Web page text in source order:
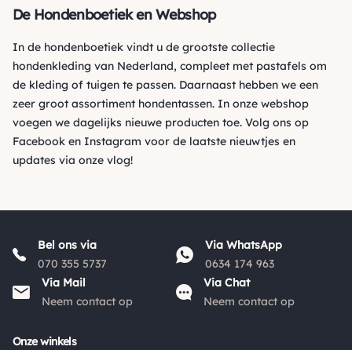
De Hondenboetiek en Webshop
In de hondenboetiek vindt u de grootste collectie
hondenkleding van Nederland, compleet met pastafels om
de kleding of tuigen te passen. Daarnaast hebben we een
zeer groot assortiment hondentassen. In onze webshop
voegen we dagelijks nieuwe producten toe. Volg ons op
Facebook en Instagram voor de laatste nieuwtjes en
updates via onze vlog!
Bel ons via
070 355 5737
Via WhatsApp
0634 174 963
Via Mail
Neem contact op
Via Chat
Neem contact op
Onze winkels